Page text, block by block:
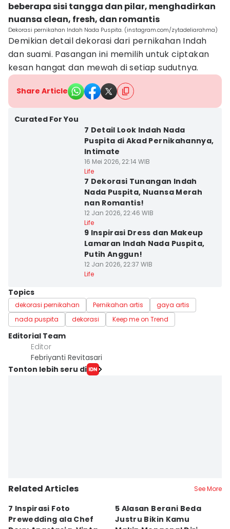
beberapa sisi tangga dan pilar, menghadirkan
nuansa clean, fresh, dan romantis
Dekorasi pernikahan Indah Nada Puspita. (instagram.com/zytadeliarahma)
Demikian detail dekorasi dari pernikahan Indah
dan suami. Pasangan ini memilih untuk ciptakan
kesan hangat dan mewah di setiap sudutnya.
Share Article
Curated For You
7 Detail Look Indah Nada
Puspita di Akad Pernikahannya,
Intimate
16 Mei 2026, 22:14 WIB
Life
7 Dekorasi Tunangan Indah
Nada Puspita, Nuansa Merah
nan Romantis!
12 Jan 2026, 22:46 WIB
Life
9 Inspirasi Dress dan Makeup
Lamaran Indah Nada Puspita,
Putih Anggun!
12 Jan 2026, 22:37 WIB
Life
Topics
dekorasi pernikahan Pernikahan artis
gaya artis
nada puspita
dekorasi Keep me on Trend
Editorial Team
Editor
Febriyanti Revitasari
Tonton lebih seru di
Related Articles See More
7 Inspirasi Foto
Prewedding ala Chef
5 Alasan Berani Beda
Justru Bikin Kamu